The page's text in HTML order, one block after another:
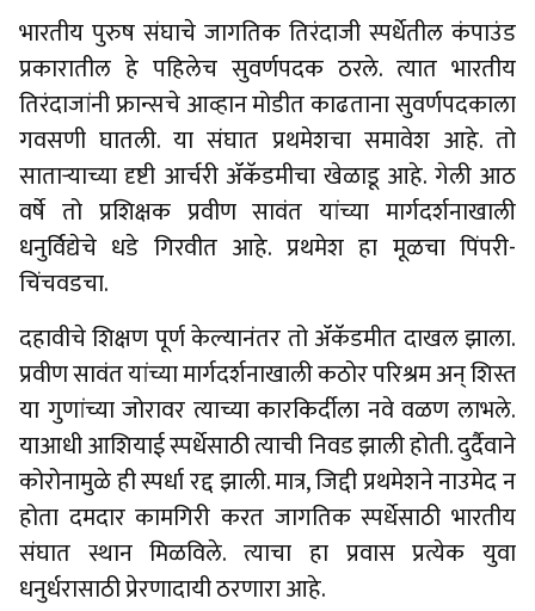
भारतीय पुरुष संघाचे जागतिक तिरंदाजी स्पर्धेतील कंपाउंड
प्रकारातील हे पहिलेच सुवर्णपदक ठरले. त्यात भारतीय
तिरंदाजांनी फ्रान्सचे आव्हान मोडीत काढताना सुवर्णपदकाला
गवसणी घातली. या संघात प्रथमेशचा समावेश आहे. तो
साताऱ्याच्या दृष्टी आर्चरी ॲकॅडमीचा खेळाडू आहे. गेली आठ
वर्षे तो प्रशिक्षक प्रवीण सावंत यांच्या मार्गदर्शनाखाली
धनुर्विद्येचे धडे गिरवीत आहे. प्रथमेश हा मूळचा पिंपरी-
चिंचवडचा.
दहावीचे शिक्षण पूर्ण केल्यानंतर तो ॲकॅडमीत दाखल झाला.
प्रवीण सावंत यांच्या मार्गदर्शनाखाली कठोर परिश्रम अन् शिस्त
या गुणांच्या जोरावर त्याच्या कारकिर्दीला नवे वळण लाभले.
याआधी आशियाई स्पर्धेसाठी त्याची निवड झाली होती. दुर्दैवाने
कोरोनामुळे ही स्पर्धा रद्द झाली. मात्र, जिद्दी प्रथमेशने नाउमेद न
होता दमदार कामगिरी करत जागतिक स्पर्धेसाठी भारतीय
संघात स्थान मिळविले. त्याचा हा प्रवास प्रत्येक युवा
धनुर्धरासाठी प्रेरणादायी ठरणारा आहे.